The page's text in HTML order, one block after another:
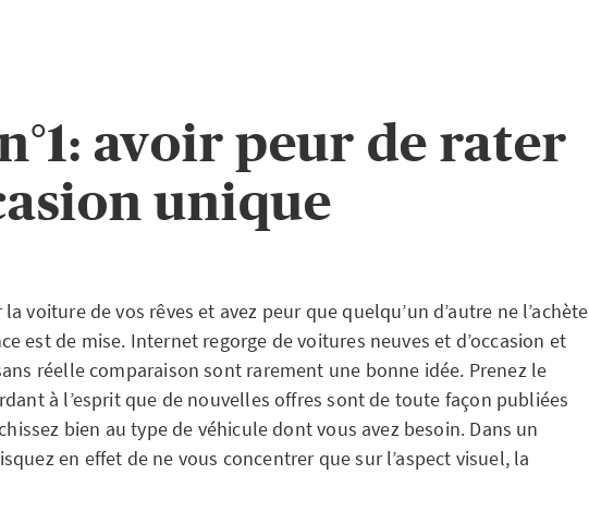
avoir peur de rater
unique
voiture de vos rêves et avez peur que quelqu’un d’autre ne l’achète
est de mise. Internet regorge de voitures neuves et d’occasion et
réelle comparaison sont rarement une bonne idée. Prenez le
à l’esprit que de nouvelles offres sont de toute façon publiées
bien au type de véhicule dont vous avez besoin. Dans un
en effet de ne vous concentrer que sur l’aspect visuel, la